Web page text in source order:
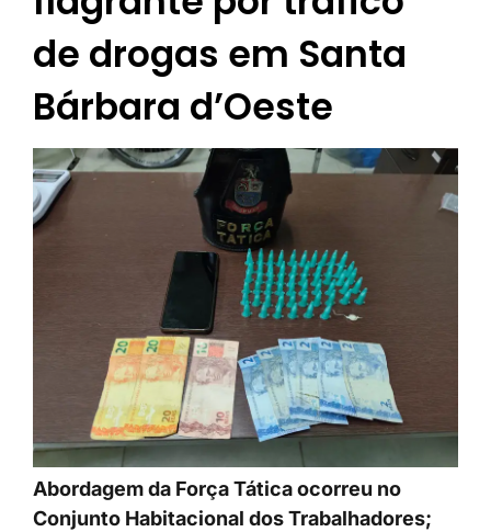
de drogas em Santa
Bárbara d’Oeste
Abordagem da Força Tática ocorreu no
Conjunto Habitacional dos Trabalhadores;